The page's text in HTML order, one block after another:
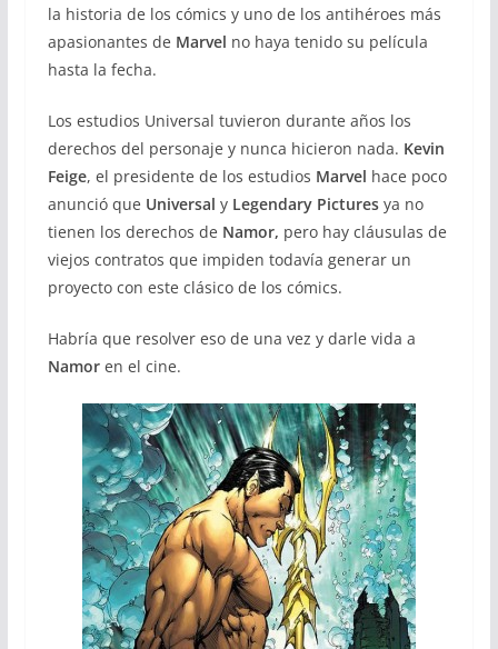
la historia de los cómics y uno de los antihéroes más
apasionantes de Marvel no haya tenido su película
hasta la fecha.
Los estudios Universal tuvieron durante años los
derechos del personaje y nunca hicieron nada. Kevin
Feige, el presidente de los estudios Marvel hace poco
anunció que Universal yLegendary Picturesya no
tienen los derechos de Namor, pero hay cláusulas de
viejos contratos que impiden todavía generar un
proyecto con este clásico de los cómics.
Habría que resolver eso de una vez y darle vida a
Namoren el cine.